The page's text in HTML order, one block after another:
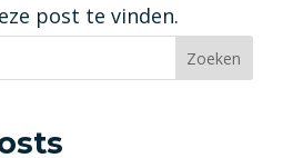
post te vinden.
Zoeken